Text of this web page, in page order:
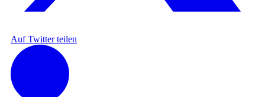
Auf Twitter teilen